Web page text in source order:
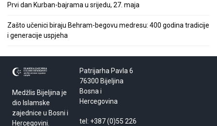
Prvi dan Kurban-bajrama u srijedu, 27. maja
Zašto učenici biraju Behram-begovu medresu: 400 godina tradicije
i generacije uspjeha
Medžlis Bijeljina je
dio Islamske
zajednice u Bosni i
Hercegovini.
Patrijarha Pavla 6
76300 Bijeljina
Bosna i
Hercegovina
tel: +387 (0)55 226